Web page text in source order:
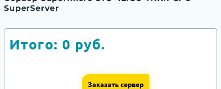
SuperServer
Итого: 0 руб.
Заказать сервер